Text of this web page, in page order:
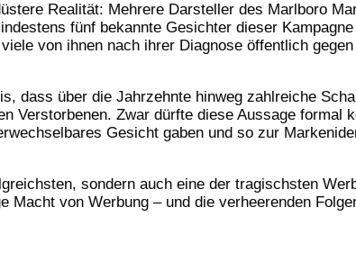
Realität: Mehrere Darsteller des Marlboro
fünf bekannte Gesichter dieser
von ihnen nach ihrer Diagnose öffentlich
dass über die Jahrzehnte hinweg zahlreiche
Verstorbenen. Zwar dürfte diese Aussage
Gesicht gaben und so zur
sondern auch eine der tragischsten
von Werbung – und die verheerenden